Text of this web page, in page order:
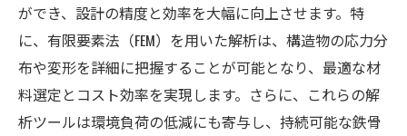
ができ、設計の精度と効率を大幅に向上させます。特
に、有限要素法（FEM）を用いた解析は、構造物の応力分
布や変形を詳細に把握することが可能となり、最適な材
料選定とコスト効率を実現します。さらに、これらの解
析ツールは環境負荷の低減にも寄与し、持続可能な鉄骨